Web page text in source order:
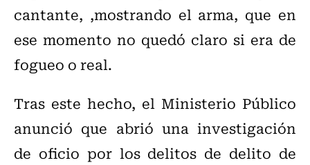
cantante, ,mostrando el arma, que en
ese momento no quedó claro si era de
fogueo o real.
Tras este hecho, el Ministerio Público
anunció que abrió una investigación
de oficio por los delitos de delito de